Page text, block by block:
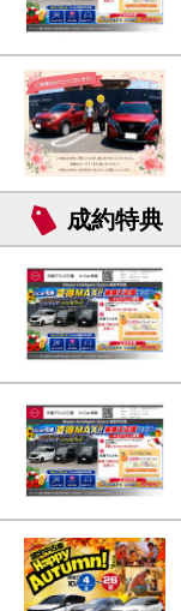
成約特典